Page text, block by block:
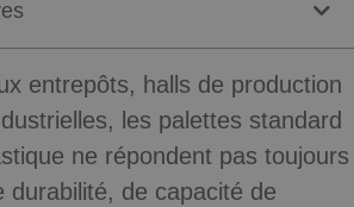
entrepôts, halls de production
les palettes standard
ne répondent pas toujours
durabilité, de capacité de